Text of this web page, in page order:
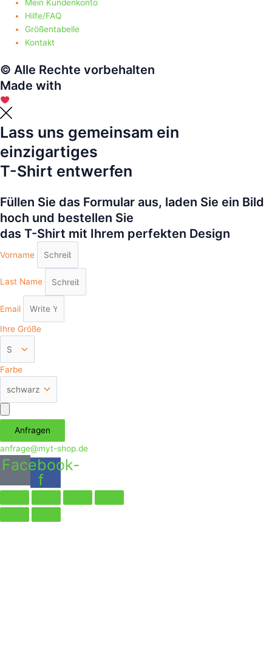
Mein Kundenkonto
Hilfe/FAQ
Größentabelle
Kontakt
© Alle Rechte vorbehalten
Made with
Lass uns gemeinsam ein
einzigartiges
T-Shirt entwerfen
Füllen Sie das Formular aus, laden Sie ein Bild
hoch und bestellen Sie
das T-Shirt mit Ihrem perfekten Design
Vorname
Last Name
Email
Ihre Größe
Farbe
Аnfragen
anfrage@myt-shop.de
Facebook-
f